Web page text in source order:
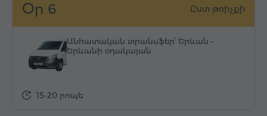
Օր 6 Ըստ թռիչքի
Անհատական տրանսֆեր՝ Երևան –
Երևանի օդակայան
15-20 րոպե